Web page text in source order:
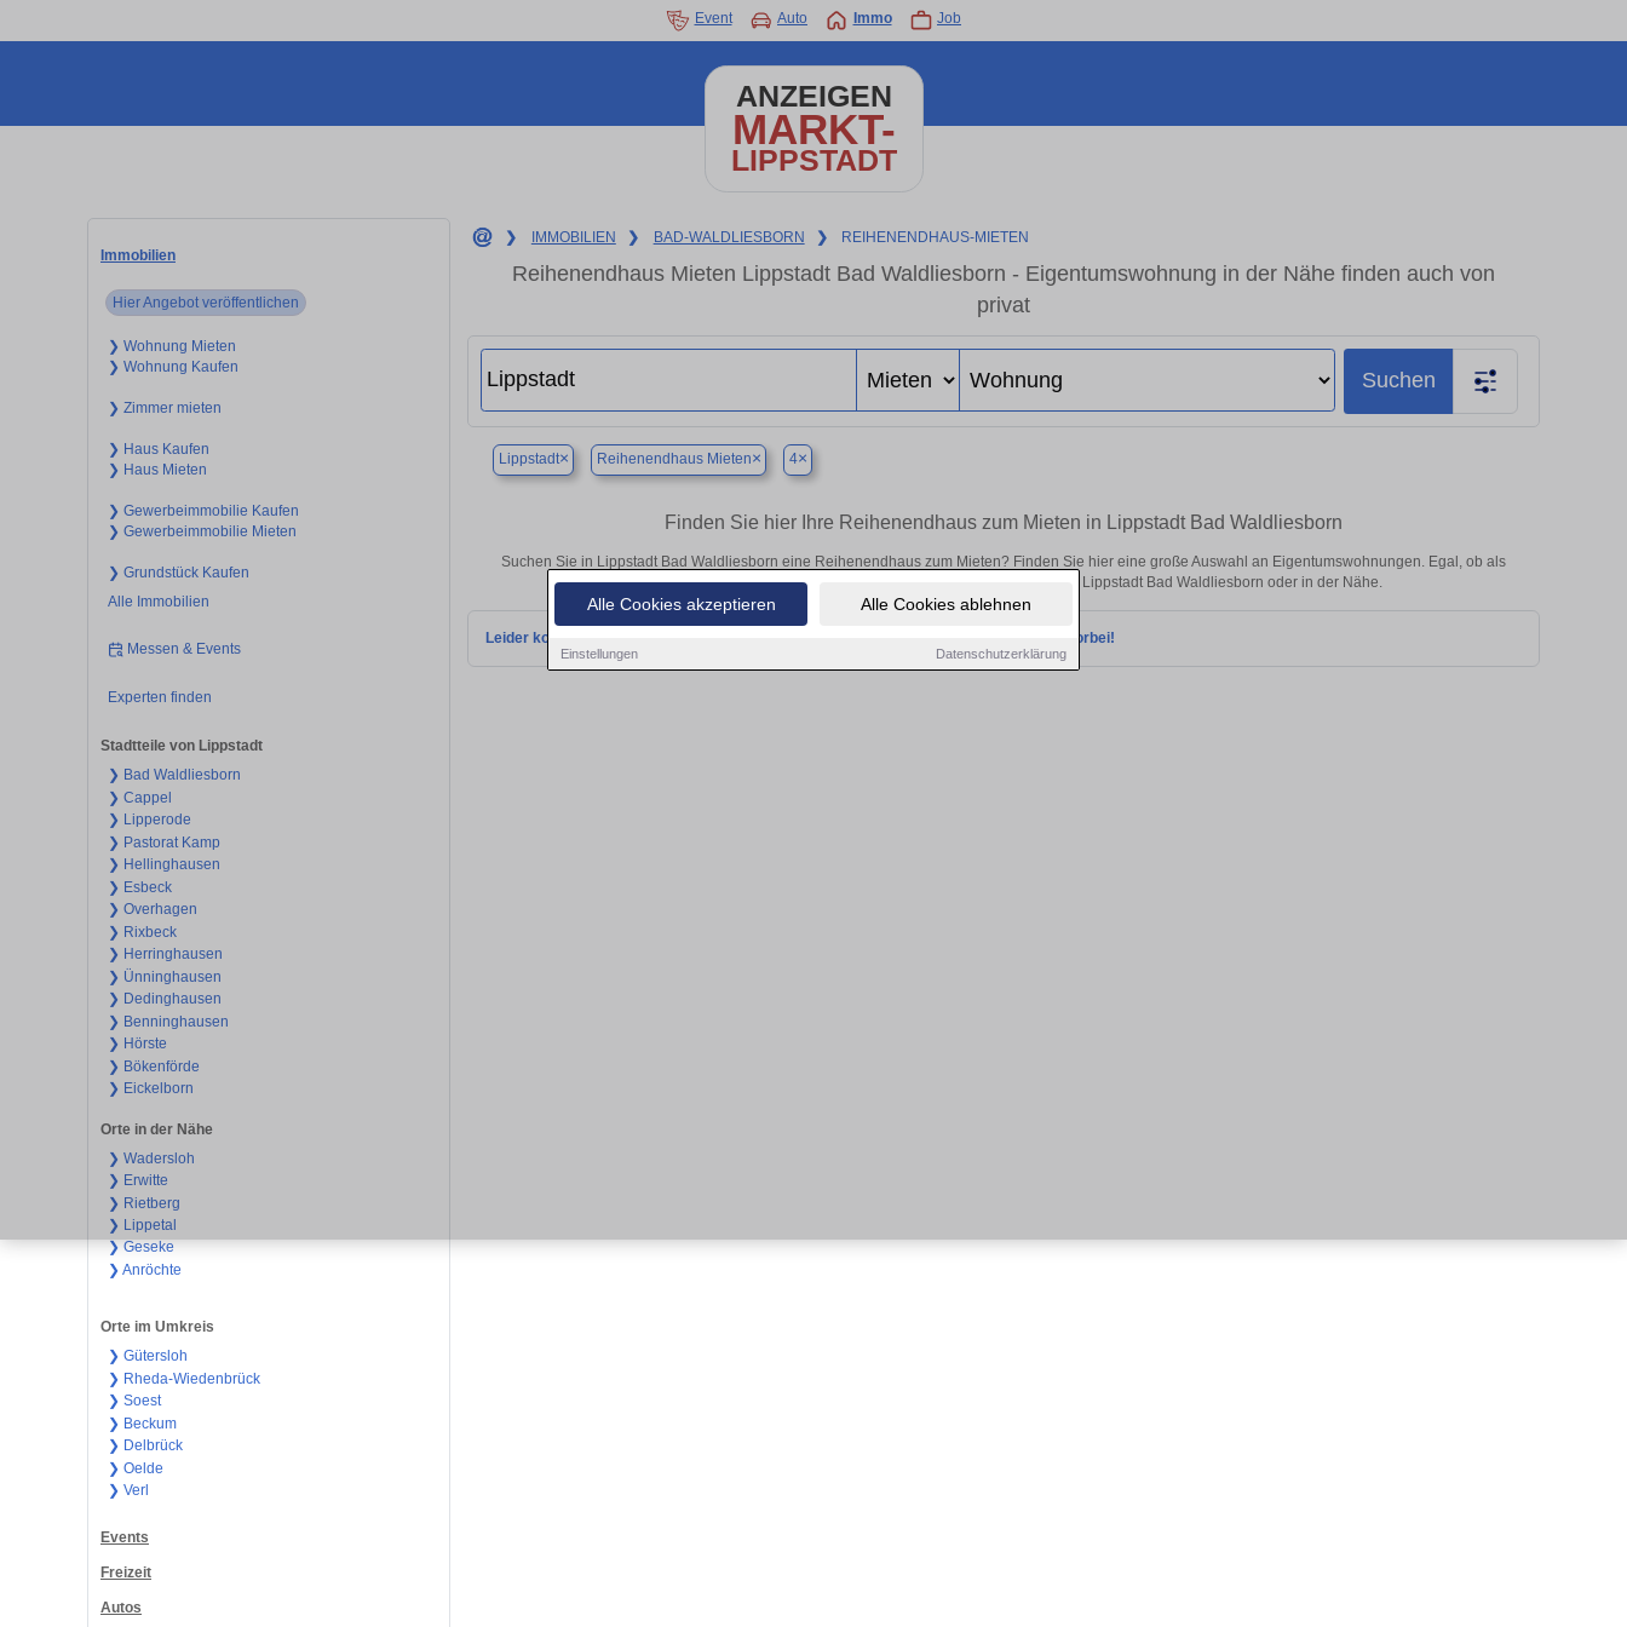
Alle Cookies akzeptieren Alle Cookies ablehnen
Einstellungen Datenschutzerklärung
Event Auto Immo Job
ANZEIGEN
MARKT-
LIPPSTADT
Immobilien
Hier Angebot veröffentlichen
❯ Wohnung Mieten
❯ Wohnung Kaufen
❯ Zimmer mieten
❯ Haus Kaufen
❯ Haus Mieten
❯ Gewerbeimmobilie Kaufen
❯ Gewerbeimmobilie Mieten
❯ Grundstück Kaufen
Alle Immobilien
Messen & Events
Experten finden
Stadtteile von Lippstadt
❯ Bad Waldliesborn
❯ Cappel
❯ Lipperode
❯ Pastorat Kamp
❯ Hellinghausen
❯ Esbeck
❯ Overhagen
❯ Rixbeck
❯ Herringhausen
❯ Ünninghausen
❯ Dedinghausen
❯ Benninghausen
❯ Hörste
❯ Bökenförde
❯ Eickelborn
Orte in der Nähe
❯ Wadersloh
❯ Erwitte
❯ Rietberg
❯ Lippetal
❯ Geseke
❯ Anröchte
Orte im Umkreis
❯ Gütersloh
❯ Rheda-Wiedenbrück
❯ Soest
❯ Beckum
❯ Delbrück
❯ Oelde
❯ Verl
Events
Freizeit
Autos
❯ IMMOBILIEN ❯ BAD-WALDLIESBORN ❯ REIHENENDHAUS-MIETEN
Reihenendhaus Mieten Lippstadt Bad Waldliesborn - Eigentumswohnung in der Nähe finden auch von
privat
Suchen
Lippstadt× Reihenendhaus Mieten× 4×
Finden Sie hier Ihre Reihenendhaus zum Mieten in Lippstadt Bad Waldliesborn
Suchen Sie in Lippstadt Bad Waldliesborn eine Reihenendhaus zum Mieten? Finden Sie hier eine große Auswahl an Eigentumswohnungen. Egal, ob als
Kapitalanlage oder zur Vermietung – hier finden Sie Ihre Immobilie in Lippstadt Bad Waldliesborn oder in der Nähe.
Leider konnten wir derzeit keine passenden Objekte finden. Schauen Sie bald wieder vorbei!